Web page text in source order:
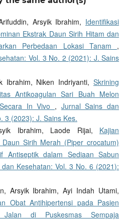
Arsyik Ibrahim, Identifikasi
Ekstrak Daun Sirih Hitam dan
Perbedaan Lokasi Tanam ,
Vol. 3 No. 2 (2021): J. Sains
Ibrahim, Niken Indriyanti,Skrining
Antikoagulan Sari Buah Melon
In Vivo , Jurnal Sains dan
3 (2023): J. Sains Kes.
Ibrahim, Laode Rijai, Kajian
Sirih Merah (Piper crocatum)
Antiseptik dalam Sediaan Sabun
Kesehatan: Vol. 3 No. 6 (2021):
Arsyik Ibrahim, Ayi Indah Utami,
Obat Antihipertensi pada Pasien
Jalan di Puskesmas Sempaja